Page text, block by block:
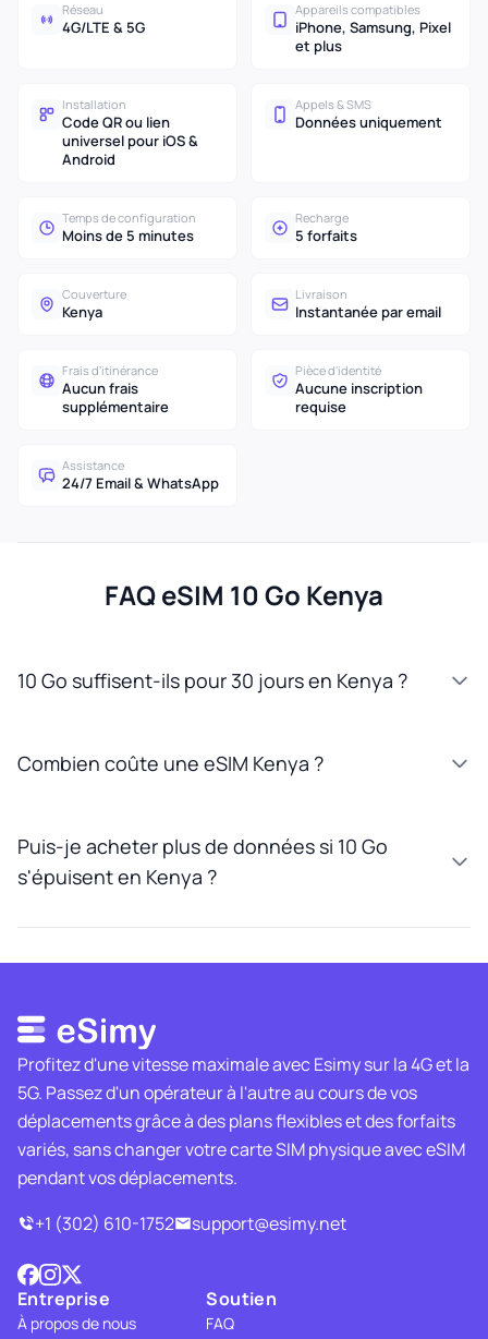
Réseau
4G/LTE & 5G
Appareils compatibles
iPhone, Samsung, Pixel
et plus
Installation
Code QR ou lien
universel pour iOS &
Android
Appels & SMS
Données uniquement
Temps de configuration
Moins de 5 minutes
Recharge
5 forfaits
Couverture
Kenya
Livraison
Instantanée par email
Frais d'itinérance
Aucun frais
supplémentaire
Pièce d'identité
Aucune inscription
requise
Assistance
24/7 Email & WhatsApp
FAQ eSIM 10 Go Kenya
10 Go suffisent-ils pour 30 jours en Kenya ?
Combien coûte une eSIM Kenya ?
Puis-je acheter plus de données si 10 Go
s'épuisent en Kenya ?
Profitez d'une vitesse maximale avec Esimy sur la 4G et la
5G. Passez d'un opérateur à l'autre au cours de vos
déplacements grâce à des plans flexibles et des forfaits
variés, sans changer votre carte SIM physique avec eSIM
pendant vos déplacements.
+1 (302) 610-1752
support@esimy.net
Entreprise
À propos de nous
Soutien
FAQ